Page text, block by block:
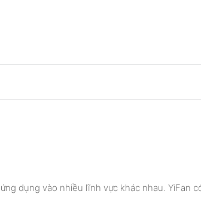
dụng vào nhiều lĩnh vực khác nhau.